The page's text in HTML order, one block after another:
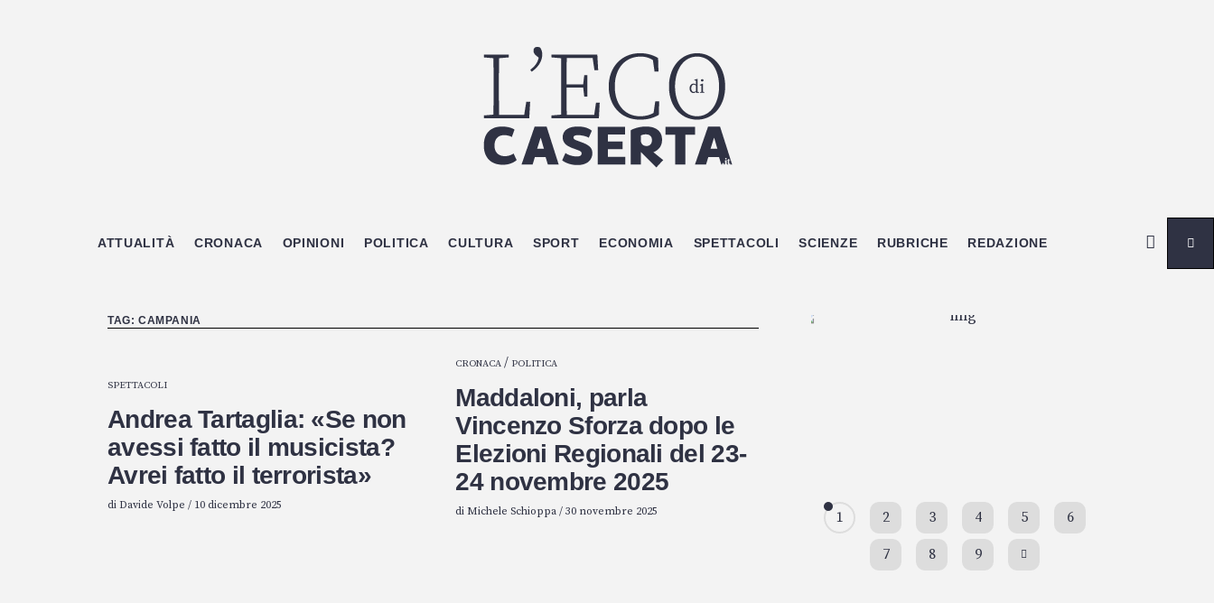
ATTUALITÀ CRONACA OPINIONI POLITICA CULTURA SPORT ECONOMIA SPETTACOLI SCIENZE RUBRICHE REDAZIONE
TAG: CAMPANIA
SPETTACOLI
Andrea Tartaglia: «Se non
avessi fatto il musicista?
Avrei fatto il terrorista»
di Davide Volpe / 10 dicembre 2025
CRONACA / POLITICA
Maddaloni, parla
Vincenzo Sforza dopo le
Elezioni Regionali del 23-
24 novembre 2025
diMichele Schioppa /30 novembre 2025 1 2 3 4 5 6
7 8 9